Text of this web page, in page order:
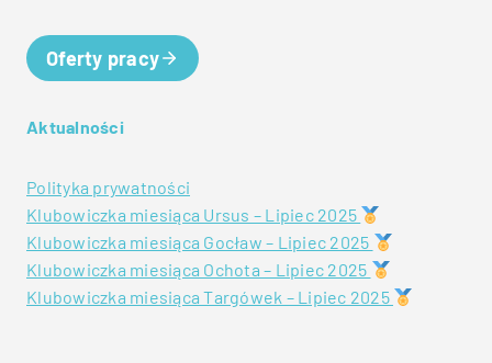
Oferty pracy
Aktualności
Polityka prywatności
Klubowiczka miesiąca Ursus – Lipiec 2025
Klubowiczka miesiąca Gocław – Lipiec 2025
Klubowiczka miesiąca Ochota – Lipiec 2025
Klubowiczka miesiąca Targówek – Lipiec 2025